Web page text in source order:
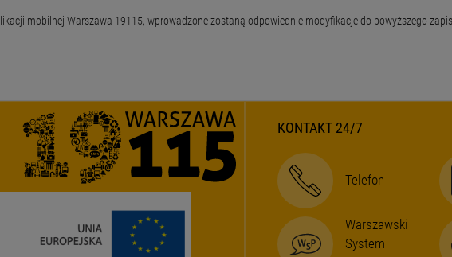
mobilnej Warszawa 19115, wprowadzone zostaną odpowiednie modyfikacje do powyższego
KONTAKT 24/7
Telefon
Warszawski
System